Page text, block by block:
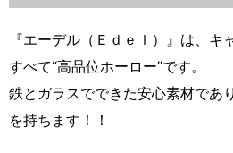
『エーデル（Ｅｄｅｌ）』は、キ
すべて“高品位ホーロー”です。
鉄とガラスでできた安心素材であ
を持ちます！！